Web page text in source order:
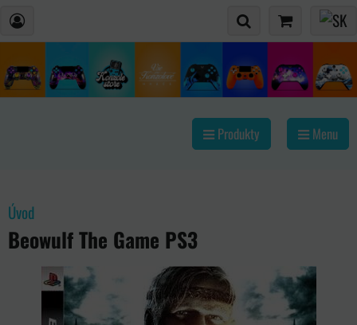
Produkty Menu
Úvod
Beowulf The Game PS3